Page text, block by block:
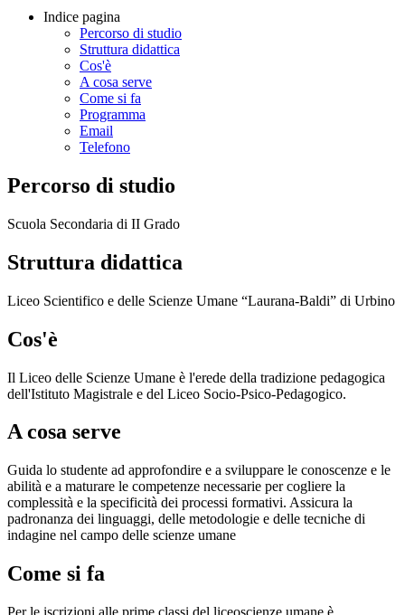
Indice pagina
Percorso di studio
Struttura didattica
Cos'è
A cosa serve
Come si fa
Programma
Email
Telefono
Percorso di studio
Scuola Secondaria di II Grado
Struttura didattica
Liceo Scientifico e delle Scienze Umane “Laurana-Baldi” di Urbino
Cos'è
Il Liceo delle Scienze Umane è l'erede della tradizione pedagogica
dell'Istituto Magistrale e del Liceo Socio-Psico-Pedagogico.
A cosa serve
Guida lo studente ad approfondire e a sviluppare le conoscenze e le
abilità e a maturare le competenze necessarie per cogliere la
complessità e la specificità dei processi formativi. Assicura la
padronanza dei linguaggi, delle metodologie e delle tecniche di
indagine nel campo delle scienze umane
Come si fa